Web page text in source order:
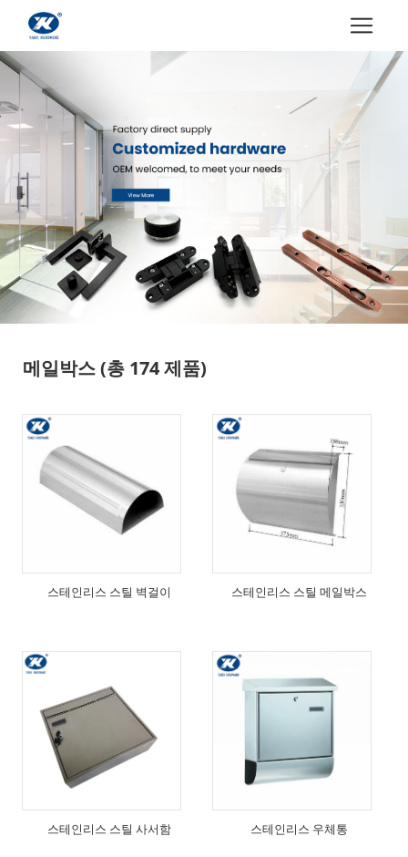
메일박스(총 174 제품)
스테인리스 스틸 벽걸이 스테인리스 스틸 메일박스
스테인리스 스틸 사서함 스테인리스 우체통